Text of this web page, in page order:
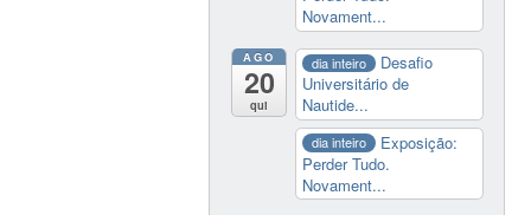
Novament...
AGO
20
qui
dia inteiro
Desafio
Universitário de
Nautide...
dia inteiro
Exposição:
Perder Tudo.
Novament...